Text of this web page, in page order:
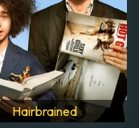
Hairbrained